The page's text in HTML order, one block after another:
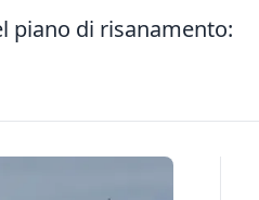
piano di risanamento: